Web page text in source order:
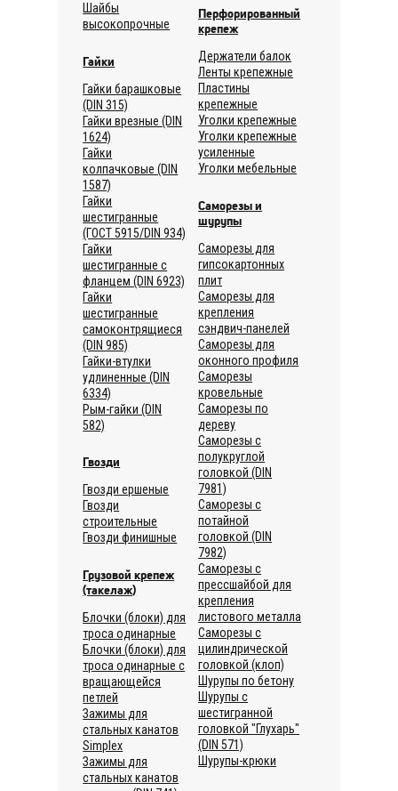
Шайбы
высокопрочные
Гайки
Гайки барашковые
(DIN 315)
Гайки врезные (DIN
1624)
Гайки
колпачковые (DIN
1587)
Гайки
шестигранные
(ГОСТ 5915/DIN 934)
Гайки
шестигранные с
фланцем (DIN 6923)
Гайки
шестигранные
самоконтрящиеся
(DIN 985)
Гайки-втулки
удлиненные (DIN
6334)
Рым-гайки (DIN
582)
Гвозди
Гвозди ершеные
Гвозди
строительные
Гвозди финишные
Грузовой крепеж
(такелаж)
Блочки (блоки) для
троса одинарные
Блочки (блоки) для
троса одинарные с
вращающейся
петлей
Зажимы для
стальных канатов
Simplex
Зажимы для
стальных канатов
Перфорированный
крепеж
Держатели балок
Ленты крепежные
Пластины
крепежные
Уголки крепежные
Уголки крепежные
усиленные
Уголки мебельные
Саморезы и
шурупы
Саморезы для
гипсокартонных
плит
Саморезы для
крепления
сэндвич-панелей
Саморезы для
оконного профиля
Саморезы
кровельные
Саморезы по
дереву
Саморезы с
полукруглой
головкой (DIN
7981)
Саморезы с
потайной
головкой (DIN
7982)
Саморезы с
прессшайбой для
крепления
листового металла
Саморезы с
цилиндрической
головкой (клоп)
Шурупы по бетону
Шурупы с
шестигранной
головкой "Глухарь"
(DIN 571)
Шурупы-крюки